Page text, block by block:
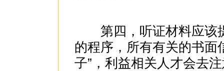
第四，听证材料应该
的程序，所有有关的书面
子”，利益相关人才会去